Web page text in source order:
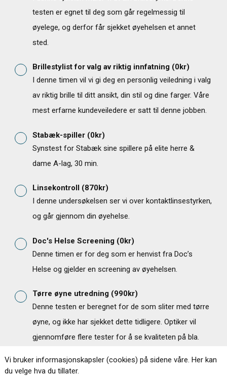
testen er egnet til deg som går regelmessig til
øyelege, og derfor får sjekket øyehelsen et annet
sted.
Brillestylist for valg av riktig innfatning (0kr)
I denne timen vil vi gi deg en personlig veiledning i valg
av riktig brille til ditt ansikt, din stil og dine farger. Våre
mest erfarne kundeveiledere er satt til denne jobben.
Stabæk-spiller (0kr)
Synstest for Stabæk sine spillere på elite herre &
dame A-lag, 30 min.
Linsekontroll (870kr)
I denne undersøkelsen ser vi over kontaktlinsestyrken,
og går gjennom din øyehelse.
Doc's Helse Screening (0kr)
Denne timen er for deg som er henvist fra Doc’s
Helse og gjelder en screening av øyehelsen.
Tørre øyne utredning (990kr)
Denne testen er beregnet for de som sliter med tørre
øyne, og ikke har sjekket dette tidligere. Optiker vil
gjennomføre flere tester for å se kvaliteten på bla.
behandlingsmetode.
47
Vi bruker informasjonskapsler (cookies) på sidene våre. Her kan
du velge hva du tillater.